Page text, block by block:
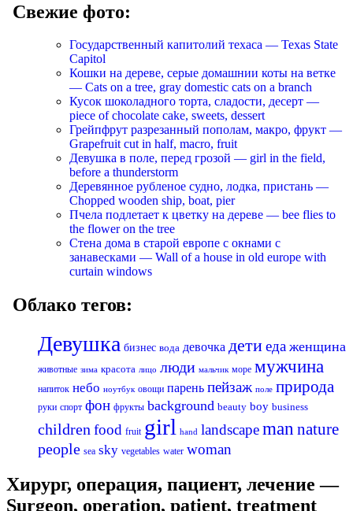
Свежие фото:
Государственный капитолий техаса — Texas State
Capitol
Кошки на дереве, серые домашнии коты на ветке
— Cats on a tree, gray domestic cats on a branch
Кусок шоколадного торта, сладости, десерт —
piece of chocolate cake, sweets, dessert
Грейпфрут разрезанный пополам, макро, фрукт —
Grapefruit cut in half, macro, fruit
Девушка в поле, перед грозой — girl in the field,
before a thunderstorm
Деревянное рубленое судно, лодка, пристань —
Chopped wooden ship, boat, pier
Пчела подлетает к цветку на дереве — bee flies to
the flower on the tree
Стена дома в старой европе с окнами с
занавесками — Wall of a house in old europe with
curtain windows
Облако тегов:
Девушка бизнес вода девочка детиеда женщина
животные зима красота лицо люди мальчик море мужчина
напиток небо ноутбук овощи парень пейзаж поле природа
руки спорт фон фрукты background beauty boy business
childrenfood fruit girl hand landscapeman nature
people sea sky vegetables water woman
Хирург, операция, пациент, лечение —
Surgeon, operation, patient, treatment